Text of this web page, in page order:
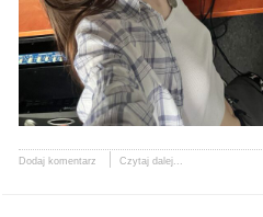
Dodaj komentarz Czytaj dalej...